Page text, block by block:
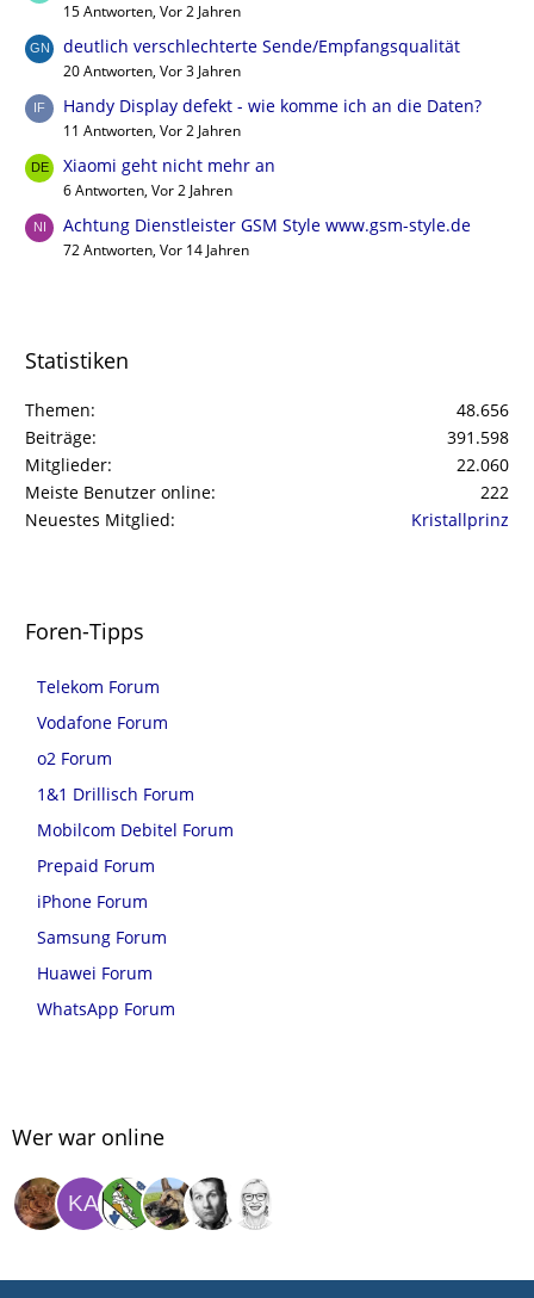
15 Antworten, Vor 2 Jahren
deutlich verschlechterte Sende/Empfangsqualität
20 Antworten, Vor 3 Jahren
Handy Display defekt - wie komme ich an die Daten?
11 Antworten, Vor 2 Jahren
Xiaomi geht nicht mehr an
6 Antworten, Vor 2 Jahren
Achtung Dienstleister GSM Style www.gsm-style.de
72 Antworten, Vor 14 Jahren
Statistiken
Themen
48.656
Beiträge
391.598
Mitglieder
22.060
Meiste Benutzer online
222
Neuestes Mitglied
Kristallprinz
Foren-Tipps
Telekom Forum
Vodafone Forum
o2 Forum
1&1 Drillisch Forum
Mobilcom Debitel Forum
Prepaid Forum
iPhone Forum
Samsung Forum
Huawei Forum
WhatsApp Forum
Wer war online